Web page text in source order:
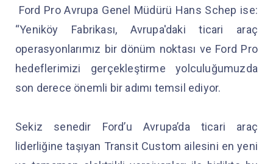
Ford Pro Avrupa Genel Müdürü Hans Schep ise:
“Yeniköy Fabrikası, Avrupa'daki ticari araç
operasyonlarımız bir dönüm noktası ve Ford Pro
hedeflerimizi gerçekleştirme yolculuğumuzda
son derece önemli bir adımı temsil ediyor.
Sekiz senedir Ford’u Avrupa’da ticari araç
liderliğine taşıyan Transit Custom ailesini en yeni